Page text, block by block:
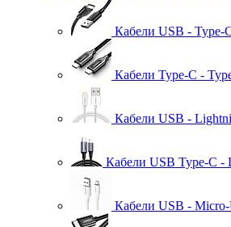
Кабели USB - Type-
Кабели Type-C -
Кабели USB -
Кабели USB Type-C -
Кабели USB -